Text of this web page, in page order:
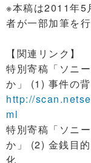
※本稿は2011年5
者が一部加筆を
【関連リンク】
特別寄稿「ソニ
か」 (1) 事件の
http://
ml
特別寄稿「ソニ
か」 (2) 金銭目
化